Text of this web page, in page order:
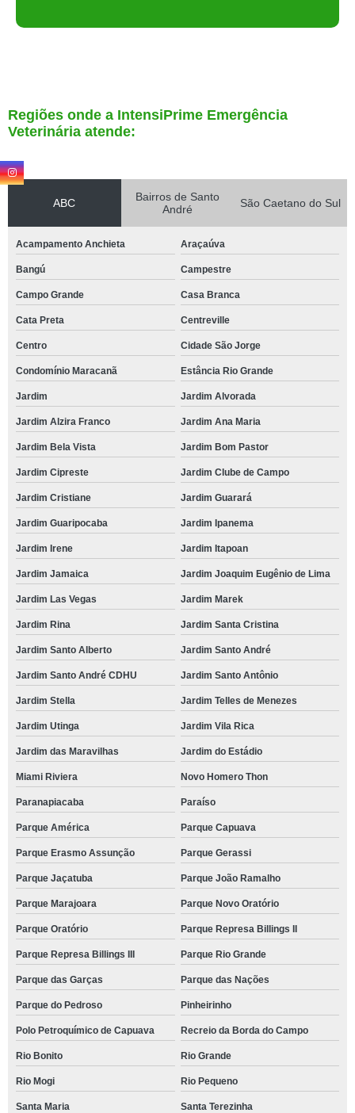
Regiões onde a IntensiPrime Emergência
Veterinária atende:
ABC
Bairros de Santo
André
São Caetano do Sul
Acampamento Anchieta Araçaúva
Bangú Campestre
Campo Grande Casa Branca
Cata Preta Centreville
Centro Cidade São Jorge
Condomínio Maracanã Estância Rio Grande
Jardim Jardim Alvorada
Jardim Alzira Franco Jardim Ana Maria
Jardim Bela Vista Jardim Bom Pastor
Jardim Cipreste Jardim Clube de Campo
Jardim Cristiane Jardim Guarará
Jardim Guaripocaba Jardim Ipanema
Jardim Irene Jardim Itapoan
Jardim Jamaica Jardim Joaquim Eugênio de Lima
Jardim Las Vegas Jardim Marek
Jardim Rina Jardim Santa Cristina
Jardim Santo Alberto Jardim Santo André
Jardim Santo André CDHU Jardim Santo Antônio
Jardim Stella Jardim Telles de Menezes
Jardim Utinga Jardim Vila Rica
Jardim das Maravilhas Jardim do Estádio
Miami Riviera Novo Homero Thon
Paranapiacaba Paraíso
Parque América Parque Capuava
Parque Erasmo Assunção Parque Gerassi
Parque Jaçatuba Parque João Ramalho
Parque Marajoara Parque Novo Oratório
Parque Oratório Parque Represa Billings II
Parque Represa Billings III Parque Rio Grande
Parque das Garças Parque das Nações
Parque do Pedroso Pinheirinho
Polo Petroquímico de Capuava Recreio da Borda do Campo
Rio Bonito Rio Grande
Rio Mogi Rio Pequeno
Santa Maria Santa Terezinha